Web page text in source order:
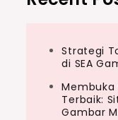
Strategi
di SEA
Membuka
Terbaik:
Gambar